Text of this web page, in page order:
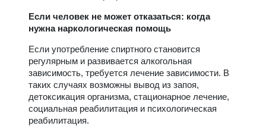
Если человек не может отказаться: когда
нужна наркологическая помощь
Если употребление спиртного становится
регулярным и развивается алкогольная
зависимость, требуется лечение зависимости. В
таких случаях возможны вывод из запоя,
детоксикация организма, стационарное лечение,
социальная реабилитация и психологическая
реабилитация.